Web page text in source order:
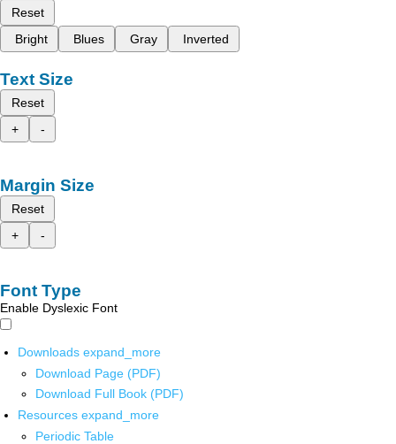
Reset
Bright
Blues Gray Inverted
Text Size
Reset
+
-
Margin Size
Reset
+
-
Font Type
Enable Dyslexic Font
Downloads expand_more
Download Page (PDF)
Download Full Book (PDF)
Resources expand_more
Periodic Table